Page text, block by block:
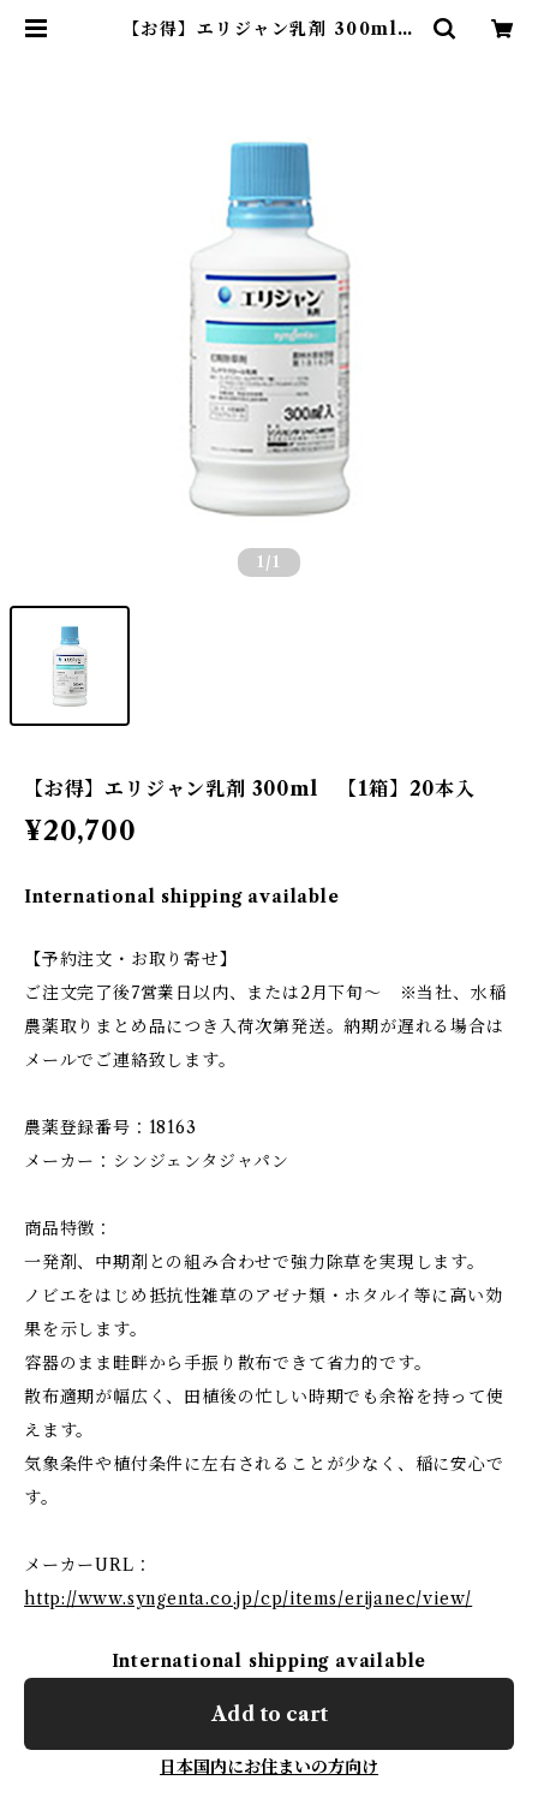
【お得】エリジャン乳剤 300ml
1 /1
【お得】エリジャン乳剤 300ml 【1箱】20本入
¥20,700
International shipping available
【予約注文・お取り寄せ】
ご注文完了後7営業日以内、または2月下旬〜 ※当社、水稲
農薬取りまとめ品につき入荷次第発送。納期が遅れる場合は
メールでご連絡致します。
農薬登録番号：18163
メーカー：シンジェンタジャパン
商品特徴：
一発剤、中期剤との組み合わせで強力除草を実現します。
ノビエをはじめ抵抗性雑草のアゼナ類・ホタルイ等に高い効
果を示します。
容器のまま畦畔から手振り散布できて省力的です。
散布適期が幅広く、田植後の忙しい時期でも余裕を持って使
えます。
気象条件や植付条件に左右されることが少なく、稲に安心で
す。
メーカーURL：
http://www.syngenta.co.jp/cp/items/erijanec/view/
International shipping available
Add to cart
日本国内にお住まいの方向け